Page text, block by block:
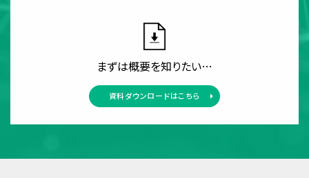
まずは概要を知りたい…
資料ダウンロードはこちら